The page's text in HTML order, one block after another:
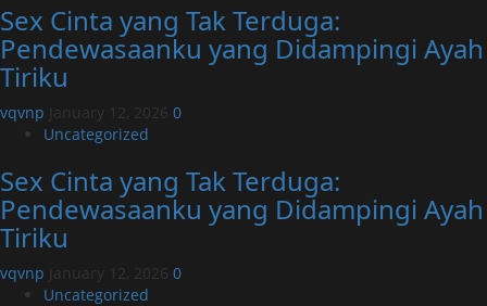
Sex Cinta yang Tak Terduga:
Pendewasaanku yang Didampingi Ayah
Tiriku
vqvnp January 12, 2026 0
Uncategorized
Sex Cinta yang Tak Terduga:
Pendewasaanku yang Didampingi Ayah
Tiriku
vqvnp January 12, 2026 0
Uncategorized